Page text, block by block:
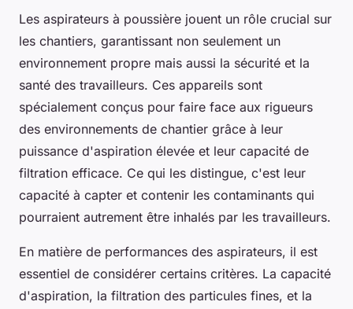
Les aspirateurs à poussière jouent un rôle crucial sur
les chantiers, garantissant non seulement un
environnement propre mais aussi la sécurité et la
santé des travailleurs. Ces appareils sont
spécialement conçus pour faire face aux rigueurs
des environnements de chantier grâce à leur
puissance d'aspiration élevée et leur capacité de
filtration efficace. Ce qui les distingue, c'est leur
capacité à capter et contenir les contaminants qui
pourraient autrement être inhalés par les travailleurs.
En matière de performances des aspirateurs, il est
essentiel de considérer certains critères. La capacité
d'aspiration, la filtration des particules fines, et la